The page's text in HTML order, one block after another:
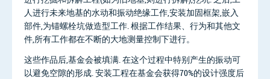
人进行未来地基的水动和振动绝缘工作,安装加固框架,嵌入
部件,为锚螺栓坑做造型工作. 根据工作结果、行为和其他文
件,所有工作都在不断的大地测量控制下进行。
这些作品后,基金会被填满. 在这个过程中特别产生的振动可
以避免空隙的形成. 安装工程在基金会获得70%的设计强度后